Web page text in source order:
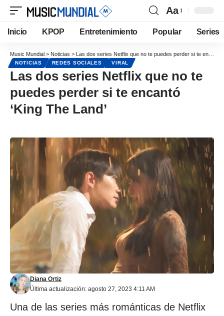
Aa
Inicio KPOP Entretenimiento Popular Series
Music Mundial > Noticias > Las dos series Netflix que no te puedes perder si te encantó ‘King The Land’
NOTICIAS REDES SOCIALES VIRAL
Las dos series Netflix que no te
puedes perder si te encantó
‘King The Land’
Última actualización: agosto 27, 2023 4:11 AM
Diana Ortiz
Una de las series más románticas de Netflix